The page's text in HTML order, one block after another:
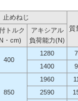
止めねじ
質
トルク
・cm)
アキシアル
負荷能力(N)
400
1280
1400
850
1960
2590